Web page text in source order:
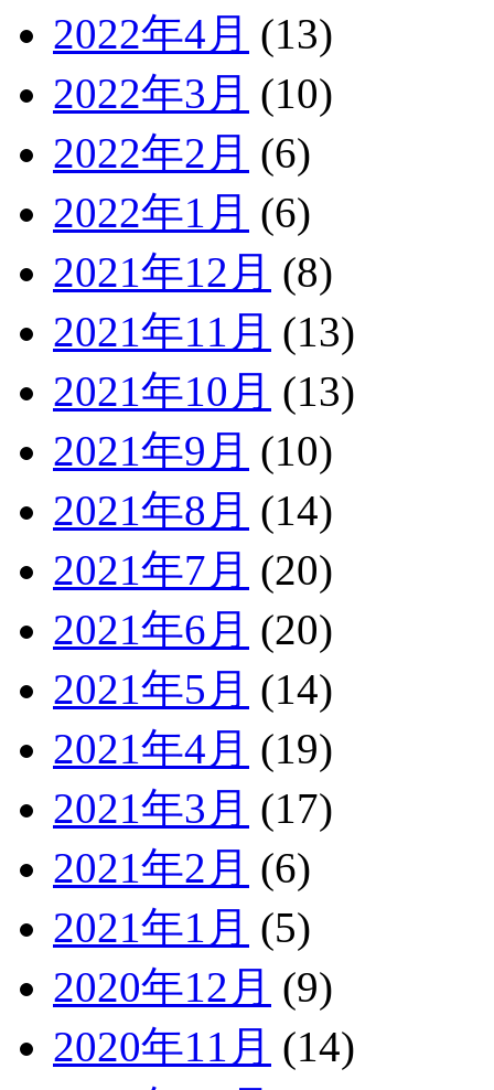
2022年4月 (13)
2022年3月 (10)
2022年2月 (6)
2022年1月 (6)
2021年12月 (8)
2021年11月 (13)
2021年10月 (13)
2021年9月 (10)
2021年8月 (14)
2021年7月 (20)
2021年6月 (20)
2021年5月 (14)
2021年4月 (19)
2021年3月 (17)
2021年2月 (6)
2021年1月 (5)
2020年12月 (9)
2020年11月 (14)